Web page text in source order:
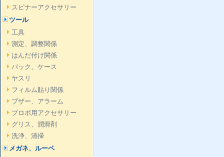
スピナーアクセサリー
ツール
工具
測定、調整関係
はんだ付け関係
バック、ケース
ヤスリ
フィルム貼り関係
ブザー、アラーム
プロポ用アクセサリー
グリス、潤滑剤
洗浄、清掃
メガネ、ルーペ